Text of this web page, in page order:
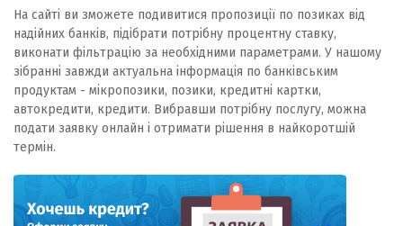
На сайті ви зможете подивитися пропозиції по позиках від
надійних банків, підібрати потрібну процентну ставку,
виконати фільтрацію за необхідними параметрами. У нашому
зібранні завжди актуальна інформація по банківським
продуктам - мікропозики, позики, кредитні картки,
автокредити, кредити. Вибравши потрібну послугу, можна
подати заявку онлайн і отримати рішення в найкоротшій
термін.